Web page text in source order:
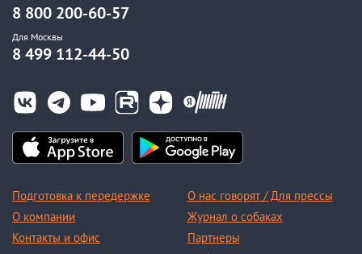
8 800 200-60-57
Для Москвы
8 499 112-44-50
Подготовка к передержке
О компании
Контакты и офис
О нас говорят / Для прессы
Журнал о собаках
Партнеры